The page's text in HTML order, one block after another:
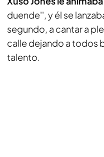
duende'', y él se
segundo, a cantar a
calle dejando a todos
talento.